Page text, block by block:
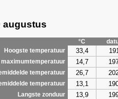
augustus
°C
Hoogste temperatuur
33,4
maximumtemperatuur 14,7
temperatuur 26,7
temperatuur 13,1
Langste zonduur 13,9